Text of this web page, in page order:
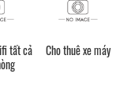
tất cả
Cho thuê xe máy